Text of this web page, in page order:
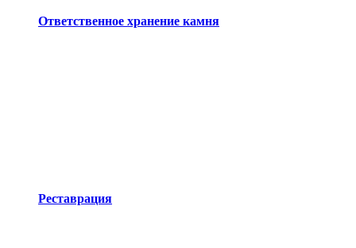
Ответственное хранение камня
Реставрация